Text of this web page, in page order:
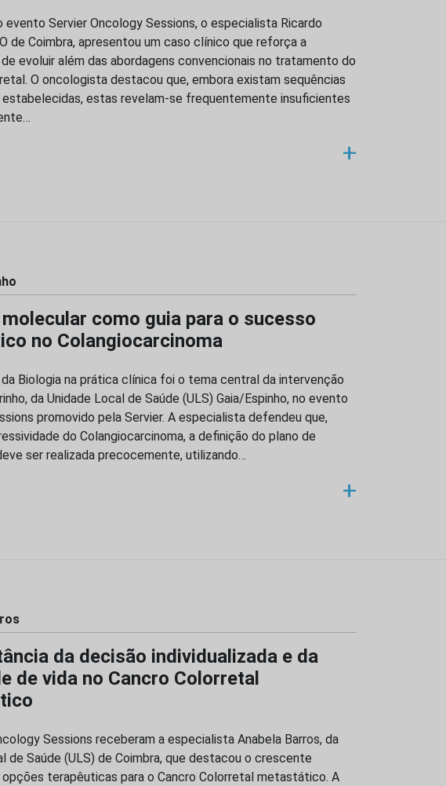
evento Servier Oncology Sessions, o especialista Ricardo
de Coimbra, apresentou um caso clínico que reforça a
evoluir além das abordagens convencionais no tratamento do
O oncologista destacou que, embora existam sequências
estas revelam-se frequentemente insuficientes
+
como guia para o sucesso
no Colangiocarcinoma
Biologia na prática clínica foi o tema central da intervenção
da Unidade Local de Saúde (ULS) Gaia/Espinho, no evento
promovido pela Servier. A especialista defendeu que,
do Colangiocarcinoma, a definição do plano de
ser realizada precocemente, utilizando…
+
da decisão individualizada e da
de vida no Cancro Colorretal
Sessions receberam a especialista Anabela Barros, da
de Saúde (ULS) de Coimbra, que destacou o crescente
opções terapêuticas para o Cancro Colorretal metastático. A